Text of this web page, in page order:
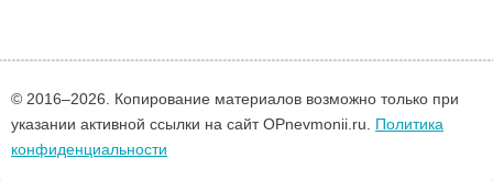
© 2016–2026. Копирование материалов возможно только при
указании активной ссылки на сайт OPnevmonii.ru. Политика
конфиденциальности